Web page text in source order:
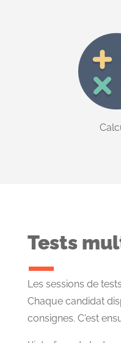
Tests
Les sessions de
Chaque candidat
consignes. C'est